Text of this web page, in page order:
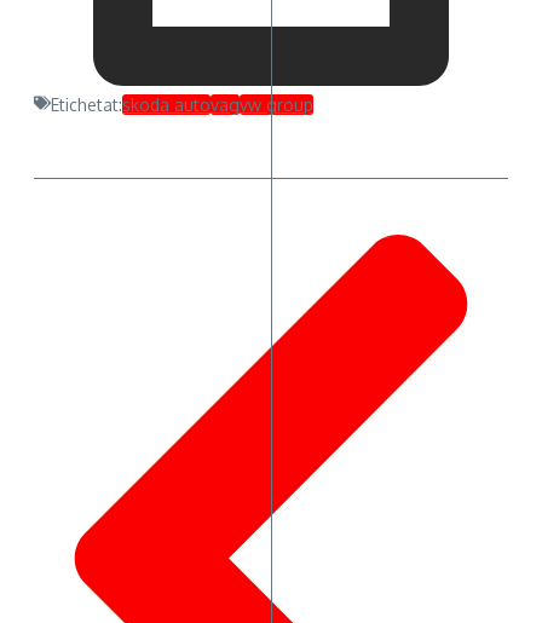
Etichetat:skoda autovagvw group